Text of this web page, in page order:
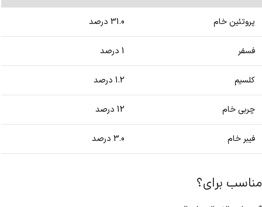
پروتئین خام 31.0 درصد
فسفر 1 درصد
کلسیم 1.2 درصد
چربی خام 12 درصد
فیبر خام 3.0 درصد
مناسب برای؟